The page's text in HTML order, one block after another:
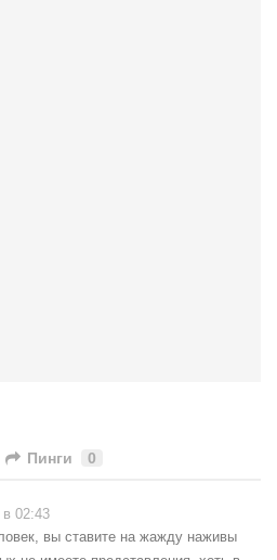
Пинги 0
в 02:43
вы ставите на жажду наживы